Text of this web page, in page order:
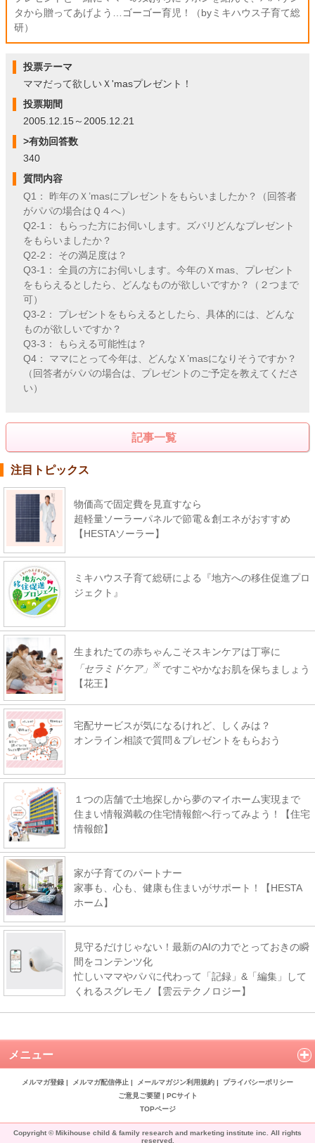
タから贈ってあげよう…ゴーゴー育児！（byミキハウス子育て総
研）
投票テーマ
ママだって欲しいＸ'masプレゼント！
投票期間
2005.12.15～2005.12.21
>有効回答数
340
質問内容
Q1： 昨年のＸ’masにプレゼントをもらいましたか？（回答者
がパパの場合はＱ４へ）
Q2-1： もらった方にお伺いします。ズバリどんなプレゼント
をもらいましたか？
Q2-2： その満足度は？
Q3-1： 全員の方にお伺いします。今年のＸmas、プレゼント
をもらえるとしたら、どんなものが欲しいですか？（２つまで
可）
Q3-2： プレゼントをもらえるとしたら、具体的には、どんな
ものが欲しいですか？
Q3-3： もらえる可能性は？
Q4： ママにとって今年は、どんなＸ’masになりそうですか？
（回答者がパパの場合は、プレゼントのご予定を教えてくださ
い）
記事一覧
注目トピックス
物価高で固定費を見直すなら
超軽量ソーラーパネルで節電＆創エネがおすすめ
【HESTAソーラー】
ミキハウス子育て総研による『地方への移住促進プロ
ジェクト』
生まれたての赤ちゃんこそスキンケアは丁寧に
「セラミドケア」
※ ですこやかなお肌を保ちましょう
【花王】
宅配サービスが気になるけれど、しくみは？
オンライン相談で質問＆プレゼントをもらおう
１つの店舗で土地探しから夢のマイホーム実現まで
住まい情報満載の住宅情報館へ行ってみよう！【住宅
情報館】
家が子育てのパートナー
家事も、心も、健康も住まいがサポート！【HESTA
ホーム】
見守るだけじゃない！最新のAIの力でとっておきの瞬
間をコンテンツ化
忙しいママやパパに代わって「記録」&「編集」して
くれるスグレモノ【雲云テクノロジー】
メニュー
メルマガ登録 メルマガ配信停止 メールマガジン利用規約
プライバシーポリシー
ご意見ご要望|
PCサイト
TOPページ
Copyright © Mikihouse child & family research and marketing institute inc. All rights
reserved.